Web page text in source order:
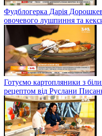
Фудблогерка Дарія
овочевого лушпиння та
Готуємо картопляники з
рецептом від Руслани